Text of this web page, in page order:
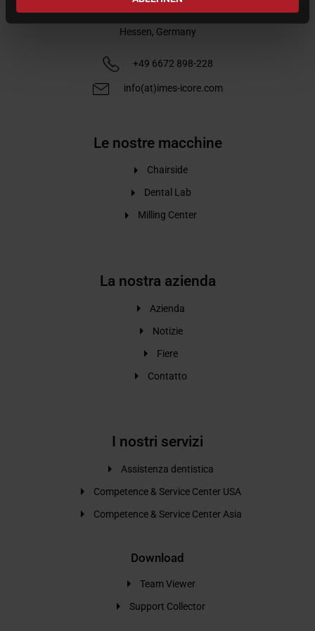
36132Eiterfeld
Hessen, Germany
+49 6672 898-228
info(at)imes-icore.com
Le nostre macchine
Chairside
Dental Lab
Milling Center
La nostra azienda
Azienda
Notizie
Fiere
Contatto
I nostri servizi
Assistenza dentistica
Competence & Service Center USA
Competence & Service Center Asia
Download
Team Viewer
Support Collector